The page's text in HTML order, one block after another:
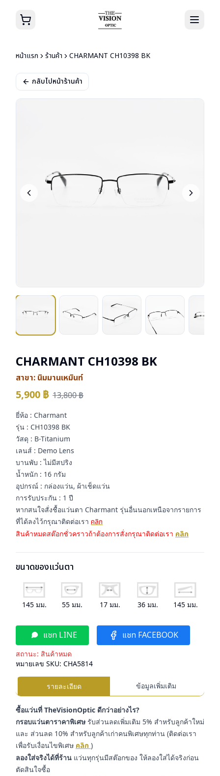
หน้าแรก ร้านค้า CHARMANT CH10398 BK
กลับไปหน้าร้านค้า
CHARMANT CH10398 BK
สาขา: นิมมานเหมินท์
5,900 ฿ 13,800฿
ยี่ห้อ : Charmant
รุ่น : CH10398 BK
วัสดุ : B-Titanium
เลนส์ : Demo Lens
บานพับ : ไม่มีสปริง
น้ำหนัก : 16 กรัม
อุปกรณ์ : กล่องแว่น, ผ้าเช็ดแว่น
การรับประกัน : 1 ปี
หากสนใจสั่งชื้อแว่นตา Charmant รุ่นอื่นนอกเหนือจากรายการ
ที่ได้ลงไว้กรุณาติดต่อเรา คลิก
สินค้าหมดสต๊อกชั่วคราวถ้าต้องการสั่งกรุณาติดต่อเรา คลิก
ขนาดของแว่นตา
145 มม. 55 มม. 17มม. 36มม. 145มม.
แชท LINE แชท FACEBOOK
สถานะ: สินค้าหมด
หมายเลข SKU: CHA5814
รายละเอียด ข้อมูลเพิ่มเติม
ซื้อแว่นที่ TheVisionOptic ดีกว่าอย่างไร?
กรอบแว่นตาราคาพิเศษ รับส่วนลดเพิ่มเติม 5% สำหรับลูกค้าใหม่
และ ส่วนลด 10% สำหรับลูกค้าเก่าคนพิเศษทุกท่าน (ติดต่อเรา
เพื่อรับเงื่อนไขพิเศษ คลิก )
ลองใส่จริงได้ที่ร้าน แว่นทุกรุ่นมีสต๊อกของ ให้ลองใส่ได้จริงก่อน
ตัดสินใจซื้อ